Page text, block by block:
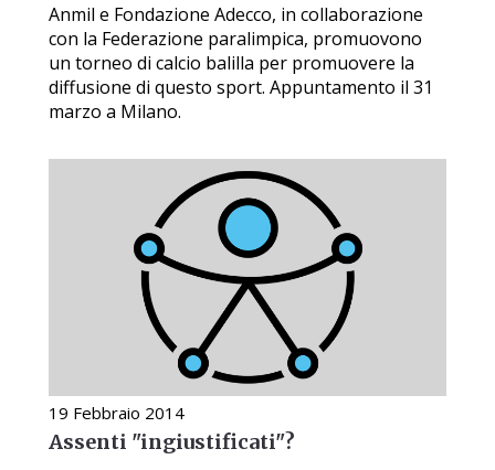
Anmil e Fondazione Adecco, in collaborazione
con la Federazione paralimpica, promuovono
un torneo di calcio balilla per promuovere la
diffusione di questo sport. Appuntamento il 31
marzo a Milano.
19 Febbraio 2014
Assenti "ingiustificati"?